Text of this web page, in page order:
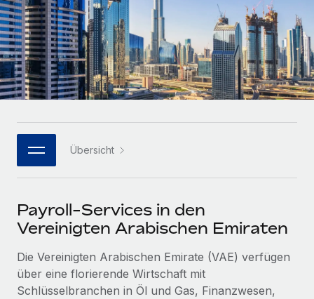
Verknüpfen
Neu
Verknüpfung beliebiger KI-Tools mit Remote über unser
MCP
Integrationen
Prozessoptimierung mit unverzichtbaren Business-
Tools
DIENSTLEISTUNGEN
Frag unsere Expert:innen
Background-Checks
Einfacheres Bewerber:innen-Screening
Compliance Watchtower
Lückenlose Compliance
PARTNER WERDEN
Strategische Technologiepartner
Flexible Einbettung von Global-HR-Funktionen in deine
Plattform
Beratung zu Integrationen und KI-Automatisierung
FALLSTUDIEN
So hat der KI-Vorreiter Weaviate sein Team mit
Remote um 120 % vergrößert
Weaviate auf einen Blick Weaviate entwickelt KI-basierte
Checklisten und Vorlagen
Bibliothek für Stellenbeschreibungen
Webinare
Events
Newsroom
Informationen zu Gehältern und Qualifikationen
Hol dir Unterstützung
BLOG
日本語
한국어
中文（简体）
Übersicht
Payroll-Services in den
Vereinigten Arabischen Emiraten
Die Vereinigten Arabischen Emirate (VAE) verfügen
über eine florierende Wirtschaft mit
Schlüsselbranchen in Öl und Gas, Finanzwesen,